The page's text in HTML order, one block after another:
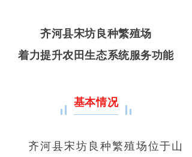
齐河县宋坊良种繁殖场
着力提升农田生态系统服务功能
基本情况
齐河县宋坊良种繁殖场位于山